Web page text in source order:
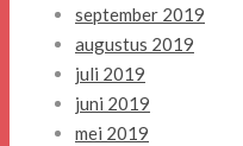
september 2019
augustus 2019
juli 2019
juni 2019
mei 2019